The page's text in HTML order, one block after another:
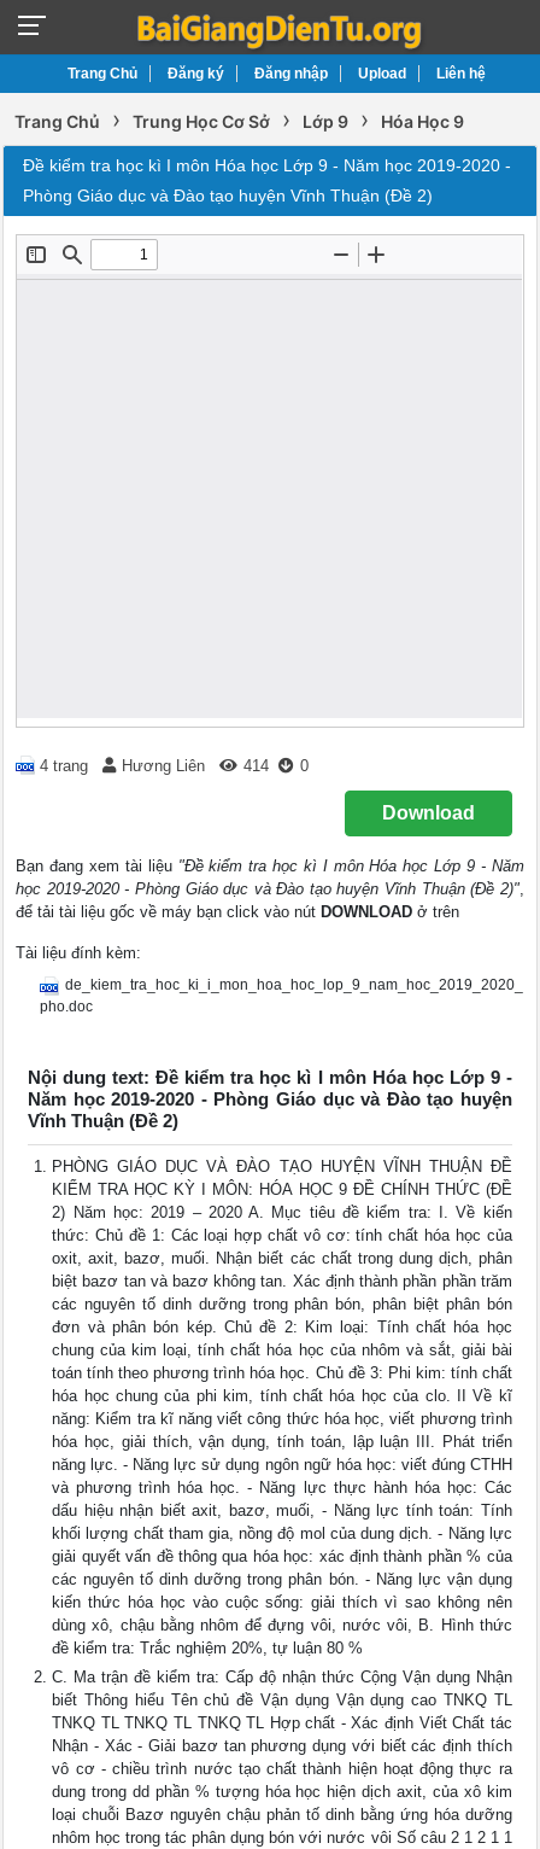
Trang Chủ Đăng ký Đăng nhập Upload Liên hệ
Trang Chủ › Trung Học Cơ Sở › Lớp 9 › Hóa Học 9
Đề kiểm tra học kì I môn Hóa học Lớp 9 - Năm học 2019-2020 -
Phòng Giáo dục và Đào tạo huyện Vĩnh Thuận (Đề 2)
4 trang Hương Liên 414 0
Download
Bạn đang xem tài liệu "Đề kiểm tra học kì I môn Hóa học Lớp 9 - Năm
học 2019-2020 - Phòng Giáo dục và Đào tạo huyện Vĩnh Thuận (Đề 2)",
để tải tài liệu gốc về máy bạn click vào nút DOWNLOAD ở trên
Tài liệu đính kèm:
de_kiem_tra_hoc_ki_i_mon_hoa_hoc_lop_9_nam_hoc_2019_2020_
pho.doc
Nội dung text: Đề kiểm tra học kì I môn Hóa học Lớp 9 -
Năm học 2019-2020 - Phòng Giáo dục và Đào tạo huyện
Vĩnh Thuận (Đề 2)
PHÒNG GIÁO DỤC VÀ ĐÀO TẠO HUYỆN VĨNH THUẬN ĐỀ
KIỂM TRA HỌC KỲ I MÔN: HÓA HỌC 9 ĐỀ CHÍNH THỨC (ĐỀ
2) Năm học: 2019 – 2020 A. Mục tiêu đề kiểm tra: I. Về kiến
thức: Chủ đề 1: Các loại hợp chất vô cơ: tính chất hóa học của
oxit, axit, bazơ, muối. Nhận biết các chất trong dung dịch, phân
biệt bazơ tan và bazơ không tan. Xác định thành phần phần trăm
các nguyên tố dinh dưỡng trong phân bón, phân biệt phân bón
đơn và phân bón kép. Chủ đề 2: Kim loại: Tính chất hóa học
chung của kim loại, tính chất hóa học của nhôm và sắt, giải bài
toán tính theo phương trình hóa học. Chủ đề 3: Phi kim: tính chất
hóa học chung của phi kim, tính chất hóa học của clo. II Về kĩ
năng: Kiểm tra kĩ năng viết công thức hóa học, viết phương trình
hóa học, giải thích, vận dụng, tính toán, lập luận III. Phát triển
năng lực. - Năng lực sử dụng ngôn ngữ hóa học: viết đúng CTHH
và phương trình hóa học. - Năng lực thực hành hóa học: Các
dấu hiệu nhận biết axit, bazơ, muối, - Năng lực tính toán: Tính
khối lượng chất tham gia, nồng độ mol của dung dịch. - Năng lực
giải quyết vấn đề thông qua hóa học: xác định thành phần % của
các nguyên tố dinh dưỡng trong phân bón. - Năng lực vận dụng
kiến thức hóa học vào cuộc sống: giải thích vì sao không nên
dùng xô, chậu bằng nhôm để đựng vôi, nước vôi, B. Hình thức
đề kiểm tra: Trắc nghiệm 20%, tự luận 80 %
C. Ma trận đề kiểm tra: Cấp độ nhận thức Cộng Vận dụng Nhận
biết Thông hiểu Tên chủ đề Vận dụng Vận dụng cao TNKQ TL
TNKQ TL TNKQ TL TNKQ TL Hợp chất - Xác định Viết Chất tác
Nhận - Xác - Giải bazơ tan phương dụng với biết các định thích
vô cơ - chiều trình nước tạo chất thành hiện hoạt động thực ra
dung trong dd phần % tượng hóa học hiện dịch axit, của xô kim
loại chuỗi Bazơ nguyên chậu phản tố dinh bằng ứng hóa dưỡng
nhôm học trong tác phân dụng bón với nước vôi Số câu 2 1 2 1 1